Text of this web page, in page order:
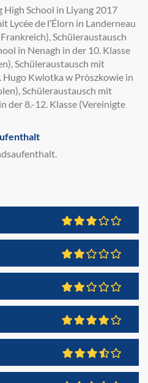
School in Liyang 2017
Lycée de l’Élorn in Landerneau
Schüleraustausch
in Nenagh in der 10. Klasse
Schüleraustausch mit
Hugo Kwiotka w Pròszkowie in
Schüleraustausch mit
der 8.-12. Klasse (Vereinigte